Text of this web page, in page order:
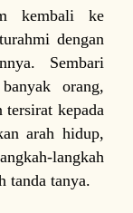
kembali ke
dengan
Sembari
orang,
tersirat kepada
arah hidup,
langkah
tanda tanya.